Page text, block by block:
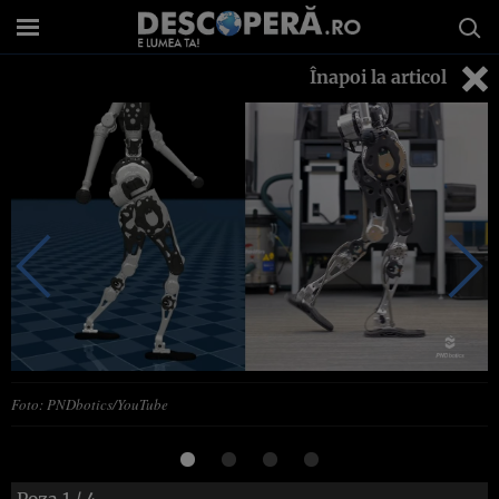
Înapoi la articol
Foto: PNDbotics/YouTube